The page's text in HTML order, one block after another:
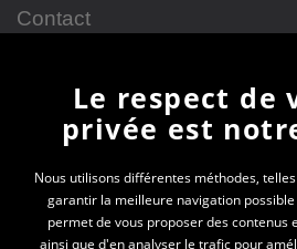
Contact
Newsletter
En vous inscrivant à la
toutes les actualités des PEP
Le respect de
privée est
Nous utilisons différentes méthodes,
garantir la meilleure navigation
permet de vous proposer des contenus
ainsi que d'en analyser le trafic pour